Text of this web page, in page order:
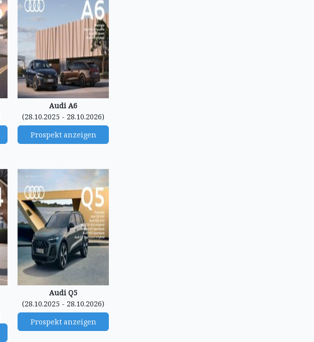
Audi A6
(28.10.2025 - 28.10.2026)
Prospekt anzeigen
Audi Q5
(28.10.2025 - 28.10.2026)
Prospekt anzeigen